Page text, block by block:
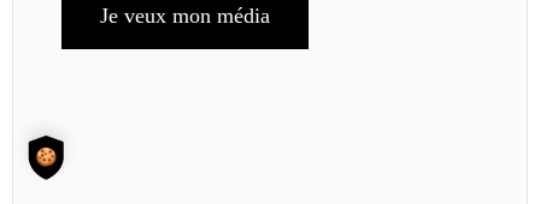
Je veux mon média